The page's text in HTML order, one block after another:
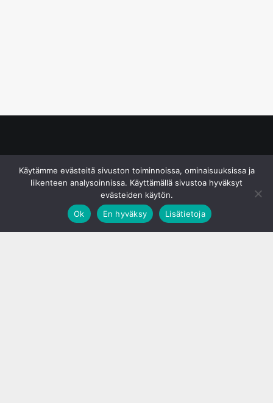
Käytämme evästeitä sivuston toiminnoissa, ominaisuuksissa ja
liikenteen analysoinnissa. Käyttämällä sivustoa hyväksyt
evästeiden käytön.
Ok
En hyväksy Lisätietoja